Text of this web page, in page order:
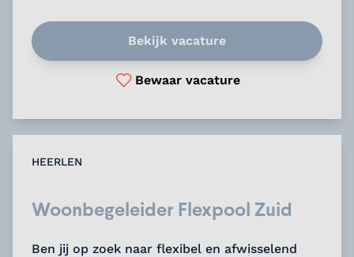
Bekijk vacature
Bewaar vacature
HEERLEN
Woonbegeleider Flexpool Zuid
Ben jij op zoek naar flexibel en afwisselend